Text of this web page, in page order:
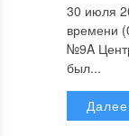
30 июля
времени
№9A
был...
Далее